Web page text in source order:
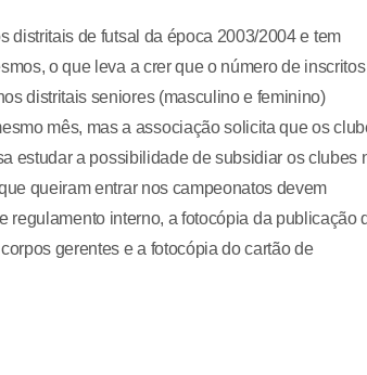
distritais de futsal da época 2003/2004 e tem
o que leva a crer que o número de inscritos
distritais seniores (masculino e feminino)
mês, mas a associação solicita que os
estudar a possibilidade de subsidiar os clubes
queiram entrar nos campeonatos devem
regulamento interno, a fotocópia da publicação
gerentes e a fotocópia do cartão de